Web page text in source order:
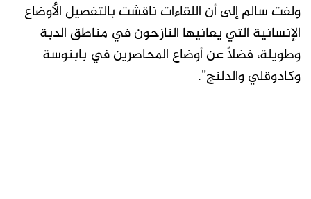
ولفت سالم إلى أن اللقاءات ناقشت بالتفصيل الأوضاع
الإنسانية التي يعانيها النازحون في مناطق الدبة
وطويلة، فضلاً عن أوضاع المحاصرين في بابنوسة
وكادوقلي والدلنج”.